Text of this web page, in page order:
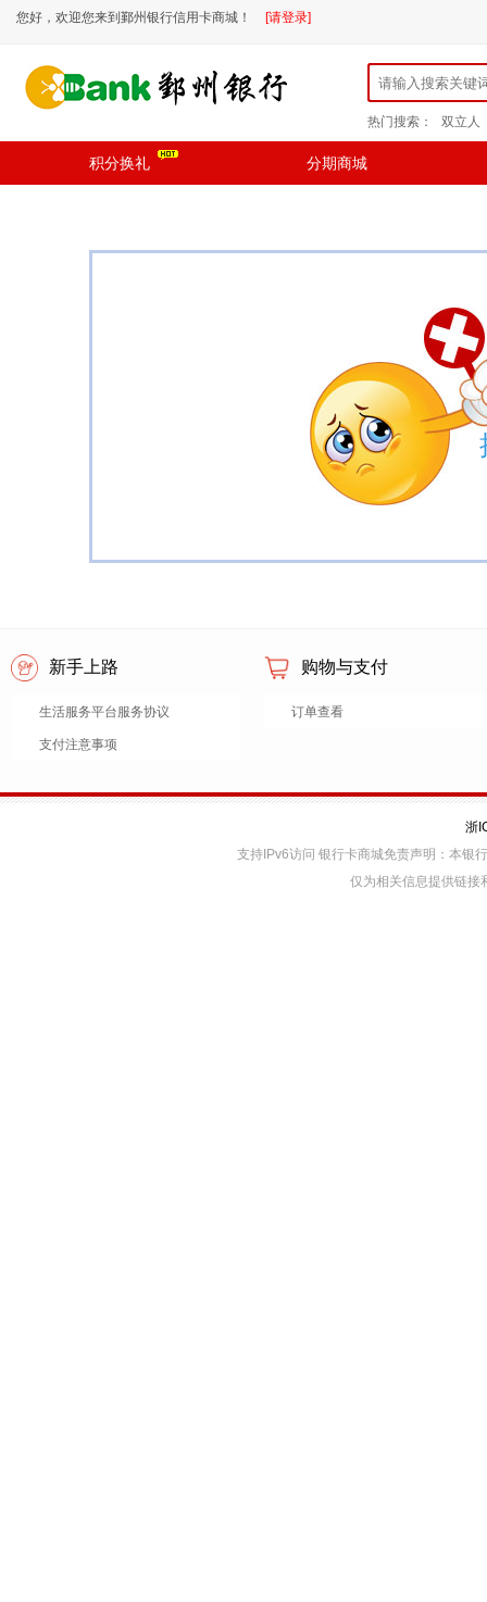
您好，欢迎您来到鄞州银行信用卡商城！ [请登录]
热门搜索： 双立人
积分换礼 分期商城
新手上路
生活服务平台服务协议
支付注意事项
购物与支付
订单查看
浙
支持IPv6访问 银行卡商城免责声明：本银
仅为相关信息提供链接